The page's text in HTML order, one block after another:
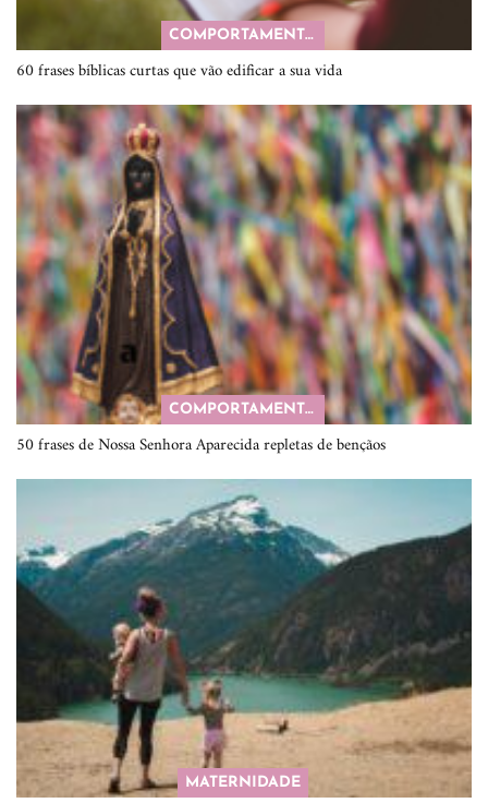
COMPORTAMENTO
60 frases bíblicas curtas que vão edificar a sua vida
COMPORTAMENTO
50 frases de Nossa Senhora Aparecida repletas de bençãos
MATERNIDADE